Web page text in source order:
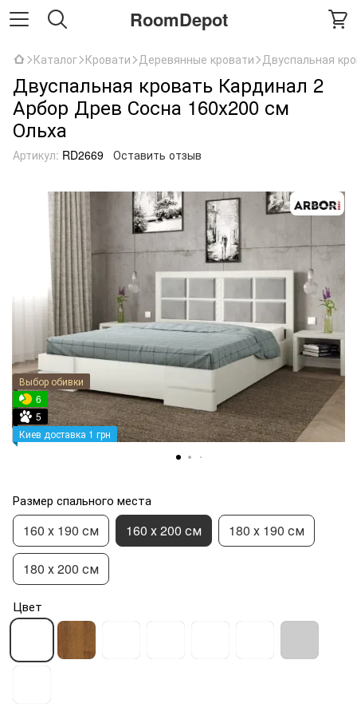
RoomDepot
Каталог Кровати Деревянные кровати Двуспальная
Двуспальная кровать Кардинал 2
Арбор Древ Сосна 160х200 см
Ольха
Артикул: RD2669 Оставить отзыв
Выбор обивки
6
5
Киев доставка 1 грн
Размер спального места
160 х 190 см 160 х 200 см 180 х 190 см
180 х 200 см
Цвет